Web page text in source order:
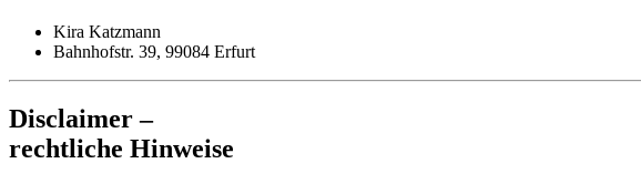
Kira Katzmann
Bahnhofstr. 39, 99084 Erfurt
Disclaimer –
rechtliche Hinweise